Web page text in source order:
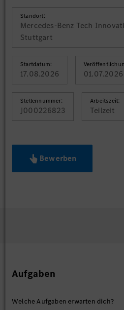
Standort:
Mercedes-Benz Tech
Stuttgart
Startdatum:
17.08.2026 01.07.2026
Stellennummer:
J000226823
Arbeitszeit:
Teilzeit
Bewerben
Aufgaben
Welche Aufgaben erwarten dich?